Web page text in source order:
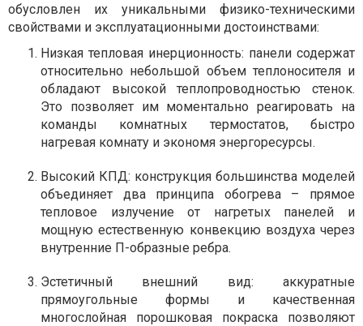
обусловлен их уникальными физико-техническими
свойствами и эксплуатационными достоинствами:
Низкая тепловая инерционность: панели содержат
относительно небольшой объем теплоносителя и
обладают высокой теплопроводностью стенок.
Это позволяет им моментально реагировать на
команды комнатных термостатов, быстро
нагревая комнату и экономя энергоресурсы.
Высокий КПД: конструкция большинства моделей
объединяет два принципа обогрева – прямое
тепловое излучение от нагретых панелей и
мощную естественную конвекцию воздуха через
внутренние П-образные ребра.
Эстетичный внешний вид: аккуратные
прямоугольные формы и качественная
многослойная порошковая покраска позволяют